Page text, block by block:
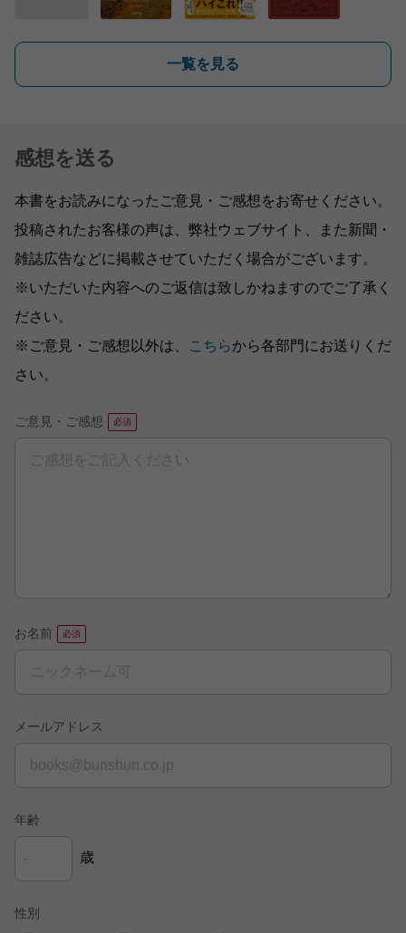
一覧を見る
感想を送る
本書をお読みになったご意見・ご感想をお寄せください。
投稿されたお客様の声は、弊社ウェブサイト、また新聞・
雑誌広告などに掲載させていただく場合がございます。
※いただいた内容へのご返信は致しかねますのでご了承く
ださい。
※ご意見・ご感想以外は、
こちらから各部門にお送りくだ
さい。
ご意見・ご感想
お名前
メールアドレス
年齢
歳
性別